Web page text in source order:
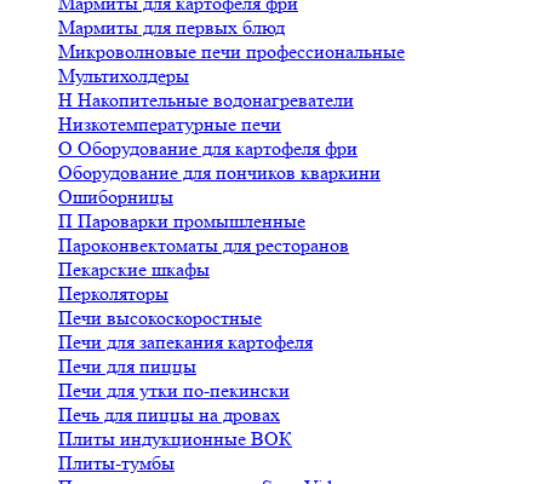
Мармиты для первых блюд
Микроволновые печи профессиональные
Мультихолдеры
Н Накопительные водонагреватели
Низкотемпературные печи
О Оборудование для картофеля фри
Оборудование для пончиков кваркини
Ошиборницы
П Пароварки промышленные
Пароконвектоматы для ресторанов
Пекарские шкафы
Перколяторы
Печи высокоскоростные
Печи для запекания картофеля
Печи для пиццы
Печи для утки по-пекински
Печь для пиццы на дровах
Плиты индукционные ВОК
Плиты-тумбы